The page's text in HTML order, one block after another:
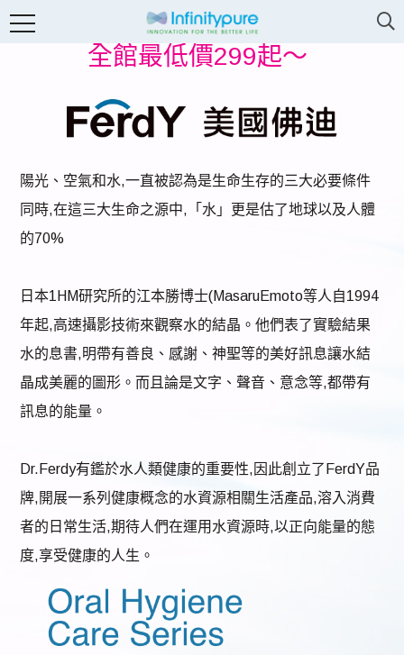
全館最低價299起～
陽光、空氣和水,一直被認為是生命生存的三大必要條件
同時,在這三大生命之源中,「水」更是估了地球以及人體
的70%
日本1HM研究所的江本勝博士(MasaruEmoto等人自1994
年起,高速攝影技術來觀察水的結晶。他們表了實驗結果
水的息書,明帶有善良、感謝、神聖等的美好訊息讓水結
晶成美麗的圖形。而且論是文字、聲音、意念等,都帶有
訊息的能量。
Dr.Ferdy有鑑於水人類健康的重要性,因此創立了FerdY品
牌,開展一系列健康概念的水資源相關生活產品,溶入消費
者的日常生活,期待人們在運用水資源時,以正向能量的態
度,享受健康的人生。